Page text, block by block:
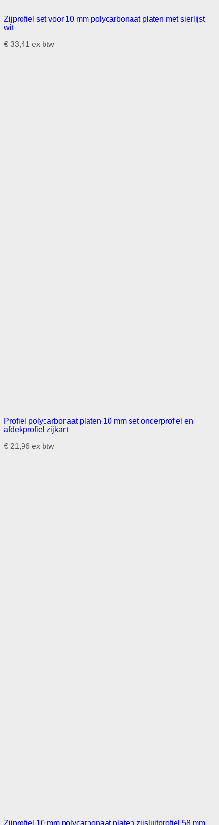
Zijprofiel set voor 10 mm polycarbonaat platen met sierlijst
wit
€ 33,41 ex btw
Profiel polycarbonaat platen 10 mm set onderprofiel en
afdekprofiel zijkant
€ 21,96 ex btw
Zijprofiel 10 mm polycarbonaat platen zijsluitprofiel 58 mm